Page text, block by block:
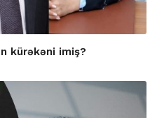
kürəkəni imiş?